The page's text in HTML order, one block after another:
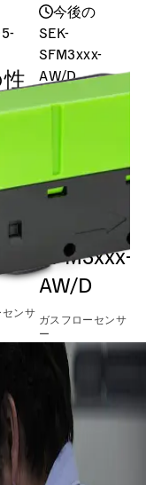
ー
フ
センサ
今後の
SEK-
SFM3xxx-
AW/D
Evaluation
ーセンサ
ー評価キ
SFM3xxx-
AW/D
ガスフローセンサ
ー